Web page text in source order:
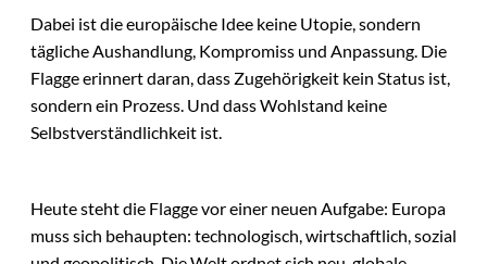
Dabei ist die europäische Idee keine Utopie, sondern
tägliche Aushandlung, Kompromiss und Anpassung. Die
Flagge erinnert daran, dass Zugehörigkeit kein Status ist,
sondern ein Prozess. Und dass Wohlstand keine
Selbstverständlichkeit ist.
Heute steht die Flagge vor einer neuen Aufgabe: Europa
muss sich behaupten: technologisch, wirtschaftlich, sozial